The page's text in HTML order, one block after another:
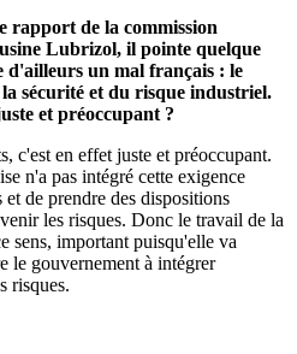
rapport de la commission
Lubrizol, il pointe quelque
d'ailleurs un mal français : le
sécurité et du risque industriel.
et préoccupant ?
c'est en effet juste et préoccupant.
n'a pas intégré cette exigence
de prendre des dispositions
les risques. Donc le travail de la
sens, important puisqu'elle va
le gouvernement à intégrer
risques.